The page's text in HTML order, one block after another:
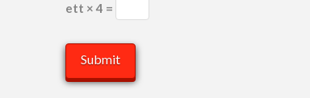
ett × 4 =